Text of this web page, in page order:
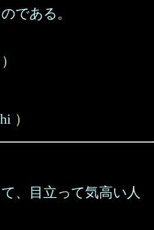
である。
）
、目立って気高い人